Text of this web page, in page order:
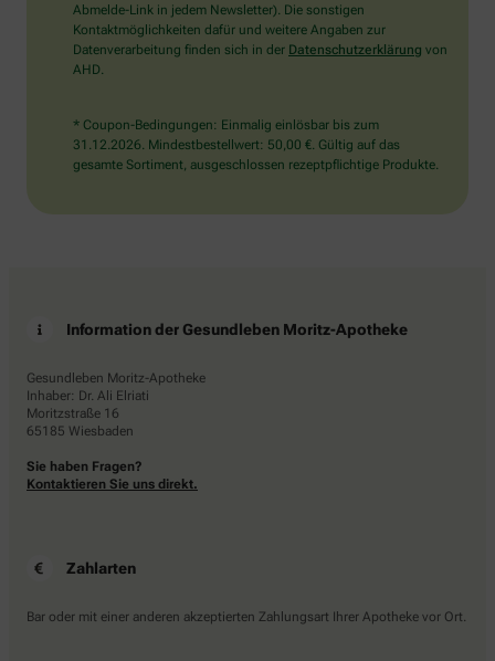
Abmelde-Link in jedem Newsletter). Die sonstigen
Kontaktmöglichkeiten dafür und weitere Angaben zur
Datenverarbeitung finden sich in der Datenschutzerklärung von
AHD.
* Coupon-Bedingungen: Einmalig einlösbar bis zum
31.12.2026. Mindestbestellwert: 50,00 €. Gültig auf das
gesamte Sortiment, ausgeschlossen rezeptpflichtige Produkte.
Information der Gesundleben Moritz-Apotheke
Gesundleben Moritz-Apotheke
Inhaber: Dr. Ali Elriati
Moritzstraße 16
65185 Wiesbaden
Sie haben Fragen?
Kontaktieren Sie uns direkt.
Zahlarten
Bar oder mit einer anderen akzeptierten Zahlungsart Ihrer Apotheke vor Ort.